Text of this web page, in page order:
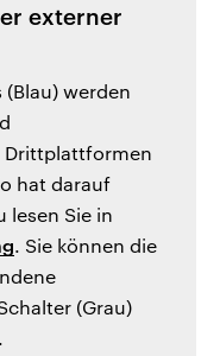
externer
werden
Drittplattformen
hat darauf
lesen Sie in
. Sie können die
(Grau)